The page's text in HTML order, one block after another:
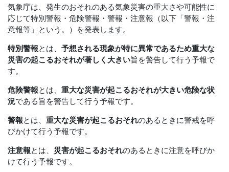
気象庁は、発生のおそれのある気象災害の重大さや可能性に
応じて特別警報・危険警報・警報・注意報（以下「警報・注
意報等」という。）を発表します。
特別警報とは、 予想される現象が特に異常であるため重大な
災害の起こるおそれが著しく大きい旨を警告して行う予報で
す。
危険警報とは、 重大な災害が起こるおそれが大きい危険な状
況である旨を警告して行う予報です。
警報とは、 重大な災害が起こるおそれのあるときに警戒を呼
びかけて行う予報です。
注意報とは、 災害が起こるおそれのあるときに注意を呼びか
けて行う予報です。